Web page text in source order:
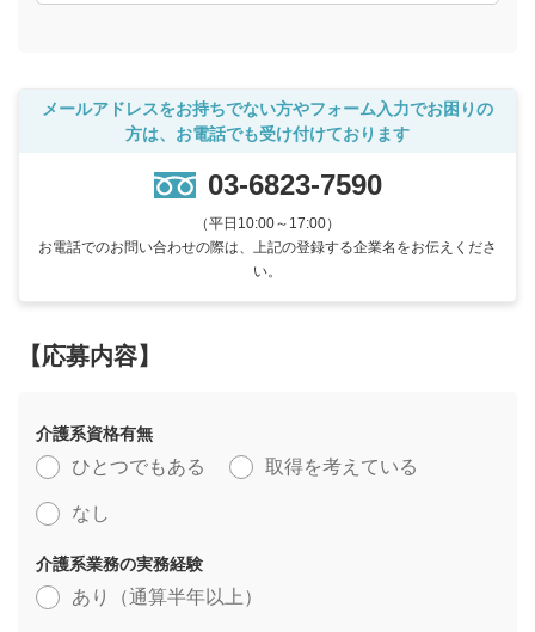
メールアドレスをお持ちでない方やフォーム入力でお困りの
方は、お電話でも受け付けております
03-6823-7590
（平日10:00～17:00）
お電話でのお問い合わせの際は、上記の登録する企業名をお伝えくださ
い。
【応募内容】
介護系資格有無
ひとつでもある 取得を考えている
なし
介護系業務の実務経験
あり（通算半年以上）